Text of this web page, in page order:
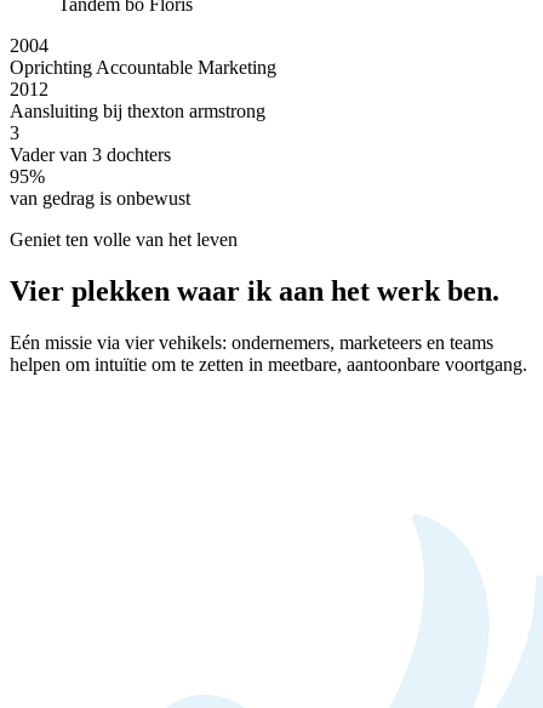
2004
Oprichting Accountable Marketing
2012
Aansluiting bij thexton armstrong
3
Vader van 3 dochters
95%
van gedrag is onbewust
Geniet ten volle van het leven
Vier plekken waar ik aan het werk ben.
Eén missie via vier vehikels: ondernemers, marketeers en teams
helpen om intuïtie om te zetten in meetbare, aantoonbare voortgang.